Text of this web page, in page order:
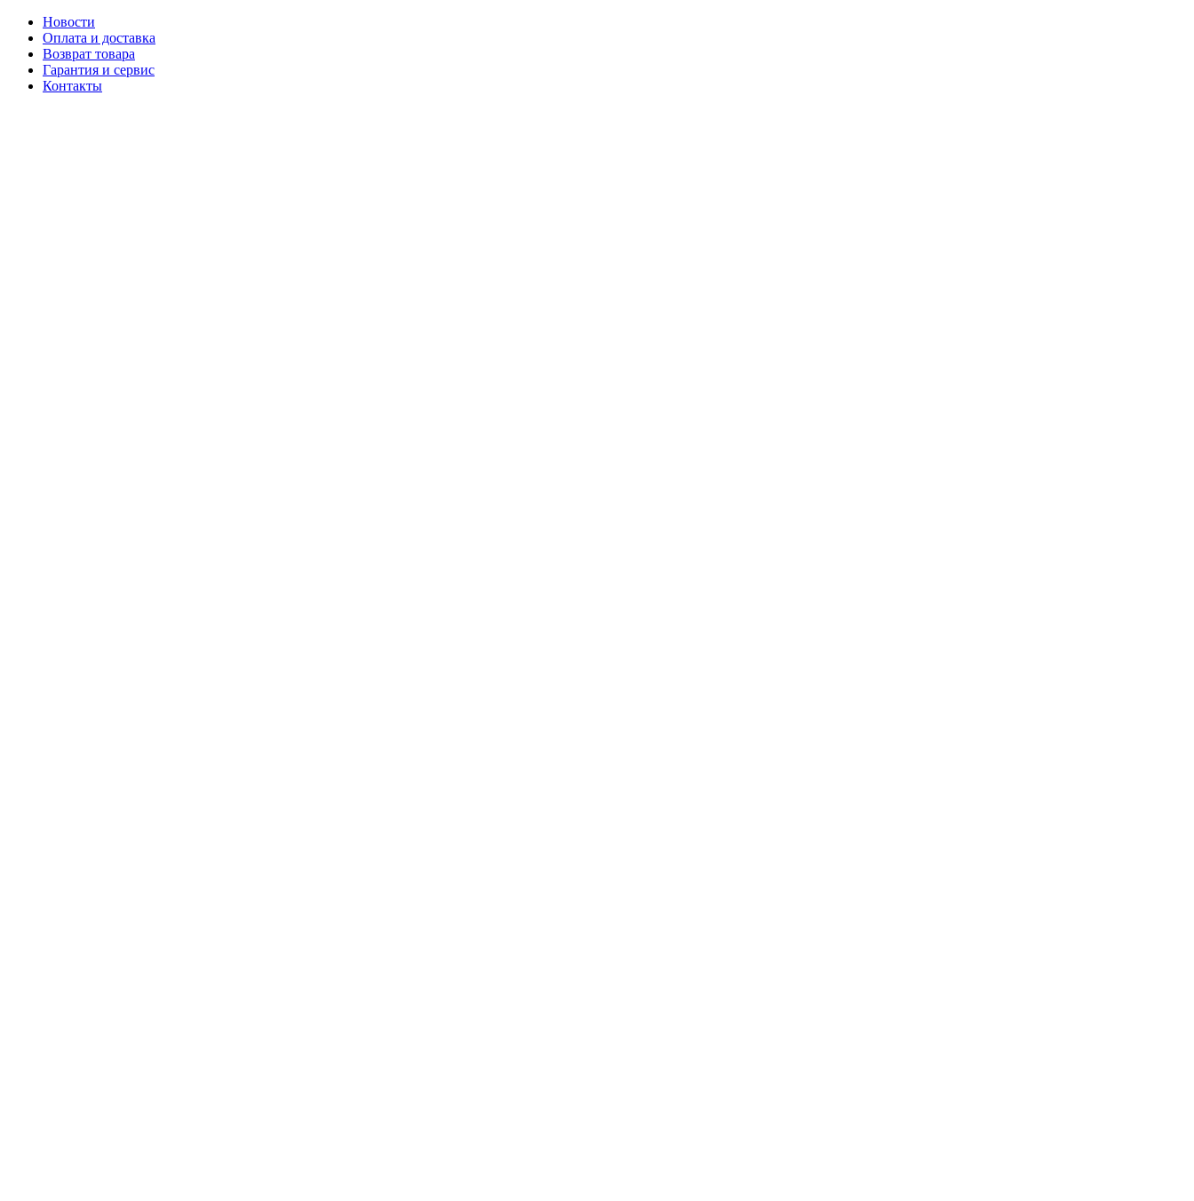
Новости
Оплата и доставка
Возврат товара
Гарантия и сервис
Контакты